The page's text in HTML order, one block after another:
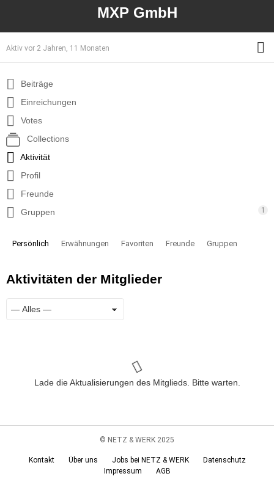
MXP GmbH
Aktiv vor 2 Jahren, 11 Monaten
Beiträge
Einreichungen
Votes
Collections
Aktivität
Profil
Freunde
Gruppen
1
Persönlich Erwähnungen Favoriten Freunde Gruppen
Aktivitäten der Mitglieder
Lade die Aktualisierungen des Mitglieds. Bitte warten.
© NETZ & WERK 2025
Kontakt Über uns Jobs bei NETZ & WERK
Datenschutz
Impressum
AGB